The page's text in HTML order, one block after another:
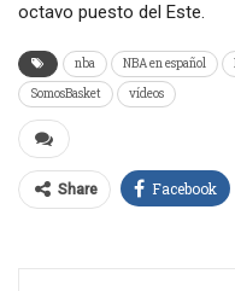
octavo puesto del Este.
nba NBA en español
SomosBasket
vídeos
Share Facebook